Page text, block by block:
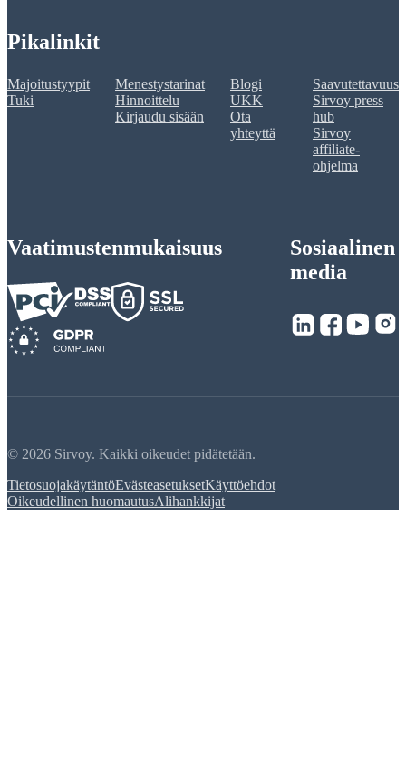
Pikalinkit
Majoitustyypit
Tuki
Menestystarinat
Hinnoittelu
Kirjaudu sisään
Blogi
UKK
Ota
yhteyttä
Saavutettavuus
Sirvoy press
hub
Sirvoy
affiliate-
ohjelma
Vaatimustenmukaisuus
Sosiaalinen
media
© 2026 Sirvoy. Kaikki oikeudet pidätetään.
TietosuojakäytäntöEvästeasetuksetKäyttöehdot
Oikeudellinen huomautusAlihankkijat